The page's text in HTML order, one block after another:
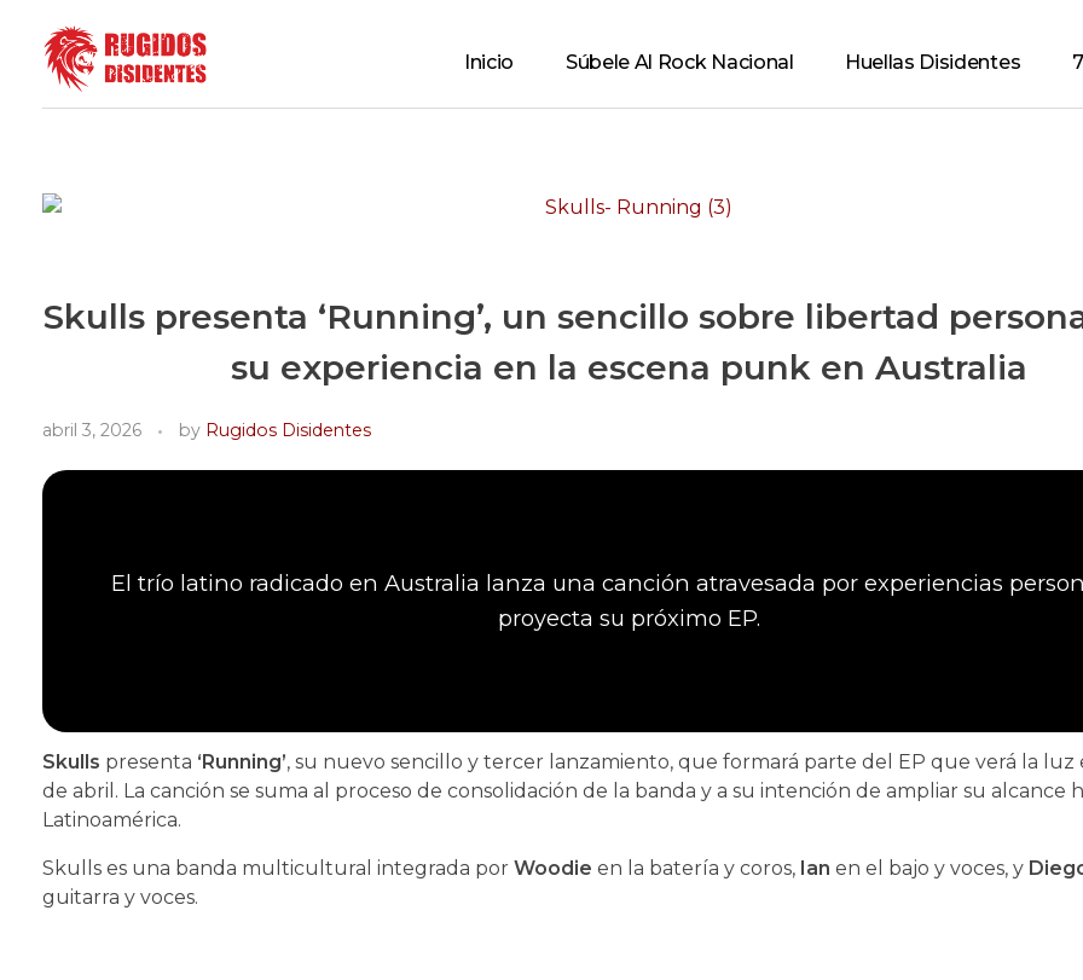
Rugidos Disidentes
Bogotá - Colombia | ISSN 2619-5569
Inicio Súbele Al Rock Nacional Huellas Disidentes
Skulls presenta ‘Running’, un sencillo sobre libertad
su experiencia en la escena punk en Australia
abril 3, 2026 by Rugidos Disidentes
El trío latino radicado en Australia lanza una canción atravesada por experiencias
proyecta su próximo EP.
Skulls presenta ‘Running’, su nuevo sencillo y tercer lanzamiento, que formará parte del EP que verá la luz
de abril. La canción se suma al proceso de consolidación de la banda y a su intención de ampliar su alcance
Latinoamérica.
Skulls es una banda multicultural integrada por Woodie en la batería y coros, Ian en el bajo y voces, y
guitarra y voces.